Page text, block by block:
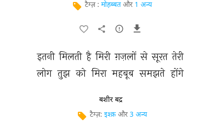
टैग्ज़ : मोहब्बत और 1 अन्य
इतनी मिलती है मिरी ग़ज़लों से सूरत तेरी
लोग तुझ को मिरा महबूब समझते होंगे
बशीर बद्र
टैग्ज़: इश्क़ और 3 अन्य